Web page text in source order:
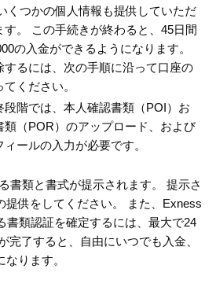
くつかの個人情報も提供していただ
す。 この手続きが終わると、45日間
の入金ができるようになります。
するには、次の手順に沿って口座の
ください。
段階では、本人確認書類（POI）お
類（POR）のアップロード、および
ールの入力が必要です。
書類と書式が提示されます。 提示さ
提供をしてください。 また、Exness
書類認証を確定するには、最大で24
完了すると、自由にいつでも入金、
ります。